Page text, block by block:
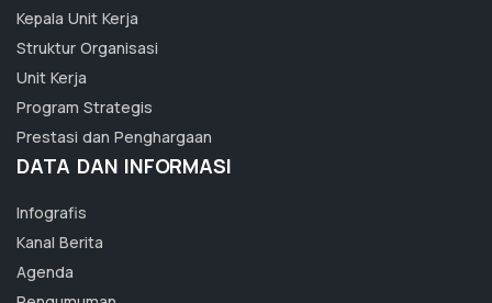
Kepala Unit Kerja
Struktur Organisasi
Unit Kerja
Program Strategis
Prestasi dan Penghargaan
DATA DAN INFORMASI
Infografis
Kanal Berita
Agenda